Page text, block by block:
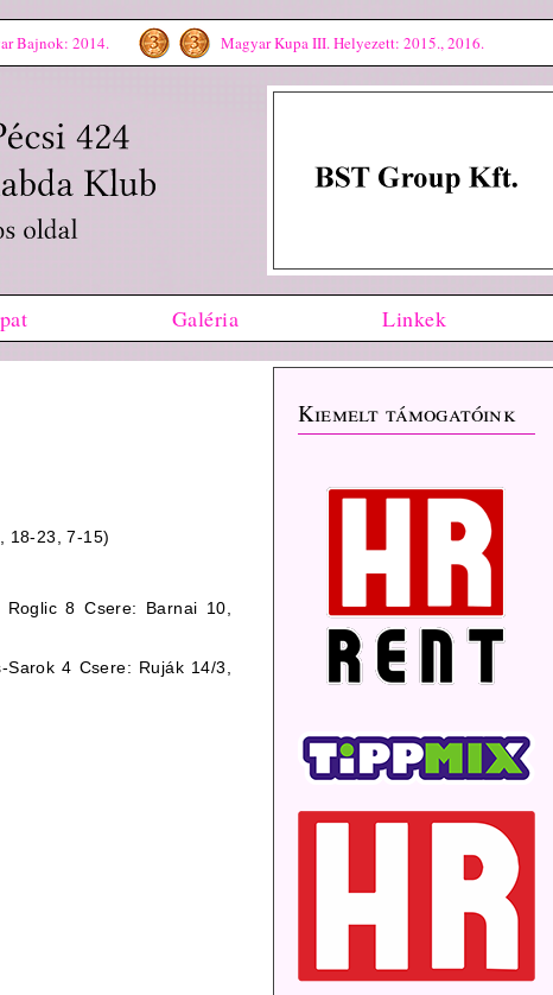
Bajnok: 2014. Magyar Kupa III. Helyezett: 2015., 2016.
Galéria Linkek
Kiemelt támogatóink
18-23, 7-15)
8 Csere: Barnai 10,
4 Csere: Ruják 14/3,